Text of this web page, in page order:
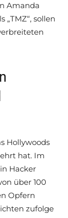
Amanda
„TMZ“, sollen
Hollywoods
hat. Im
Hacker
über 100
Opfern
zufolge